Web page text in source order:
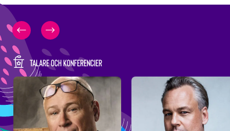
TALARE OCH KONFERENCIER